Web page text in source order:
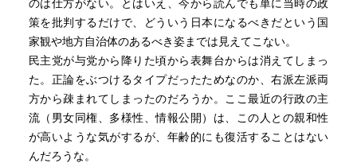
のは仕方がない。とはいえ、今から読んでも単に当時の政
策を批判するだけで、どういう日本になるべきだという国
家観や地方自治体のあるべき姿までは見えてこない。
民主党が与党から降りた頃から表舞台からは消えてしまっ
た。正論をぶつけるタイプだったためなのか、右派左派両
方から疎まれてしまったのだろうか。ここ最近の行政の主
流（男女同権、多様性、情報公開）は、この人との親和性
が高いような気がするが、年齢的にも復活することはない
んだろうな。